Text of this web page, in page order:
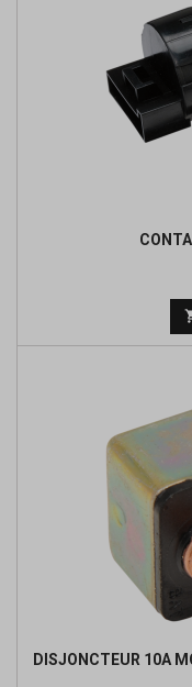
DISJONCTEUR 10A